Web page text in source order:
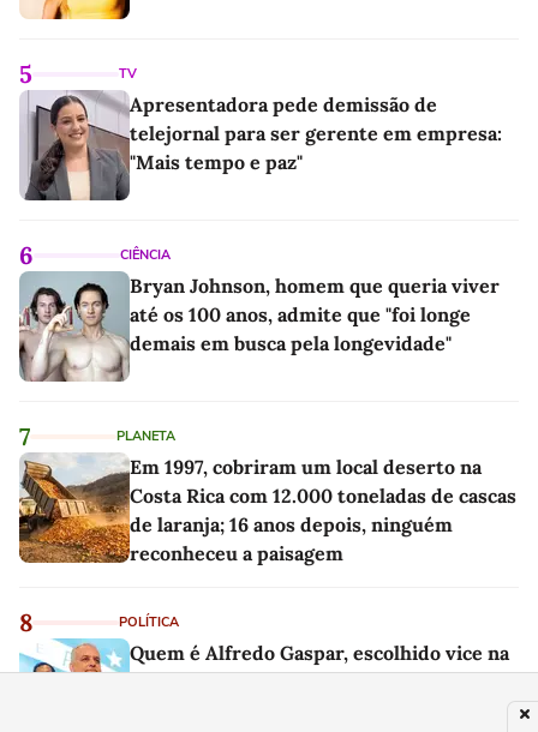
5 TV
Apresentadora pede demissão de
telejornal para ser gerente em empresa:
"Mais tempo e paz"
6 CIÊNCIA
Bryan Johnson, homem que queria viver
até os 100 anos, admite que "foi longe
demais em busca pela longevidade"
7 PLANETA
Em 1997, cobriram um local deserto na
Costa Rica com 12.000 toneladas de cascas
de laranja; 16 anos depois, ninguém
reconheceu a paisagem
8 POLÍTICA
Quem é Alfredo Gaspar, escolhido vice na